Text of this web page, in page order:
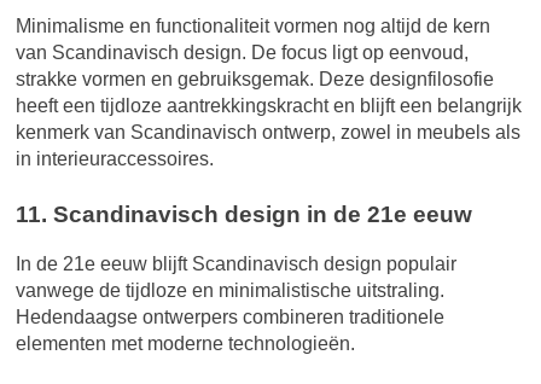
Minimalisme en functionaliteit vormen nog altijd de kern
van Scandinavisch design. De focus ligt op eenvoud,
strakke vormen en gebruiksgemak. Deze designfilosofie
heeft een tijdloze aantrekkingskracht en blijft een belangrijk
kenmerk van Scandinavisch ontwerp, zowel in meubels als
in interieuraccessoires.
11. Scandinavisch design in de 21e eeuw
In de 21e eeuw blijft Scandinavisch design populair
vanwege de tijdloze en minimalistische uitstraling.
Hedendaagse ontwerpers combineren traditionele
elementen met moderne technologieën.